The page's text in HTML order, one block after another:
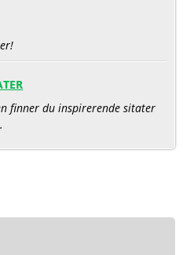
finner du inspirerende sitater